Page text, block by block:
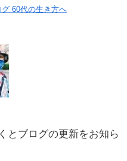
とブログの更新をお知ら